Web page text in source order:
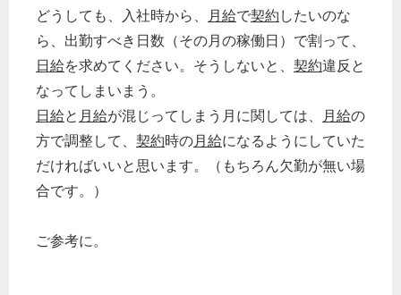
どうしても、入社時から、 月給で契約 したいのな
ら、出勤すべき日数（その月の稼働日）で割って、
日給を求めてください。そうしないと、 契約違反と
なってしまいまう。
日給と 月給が混じってしまう月に関しては、 月給の
方で調整して、 契約時の月給になるようにしていた
だければいいと思います。（もちろん欠勤が無い場
合です。）
ご参考に。